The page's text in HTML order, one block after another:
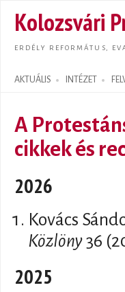
Kolozsvári
ERDÉLY REFORMÁTUS,
AKTUÁLIS INTÉZET
Search form
A
cikkek és
2026
Kovács
Közlöny36
2025